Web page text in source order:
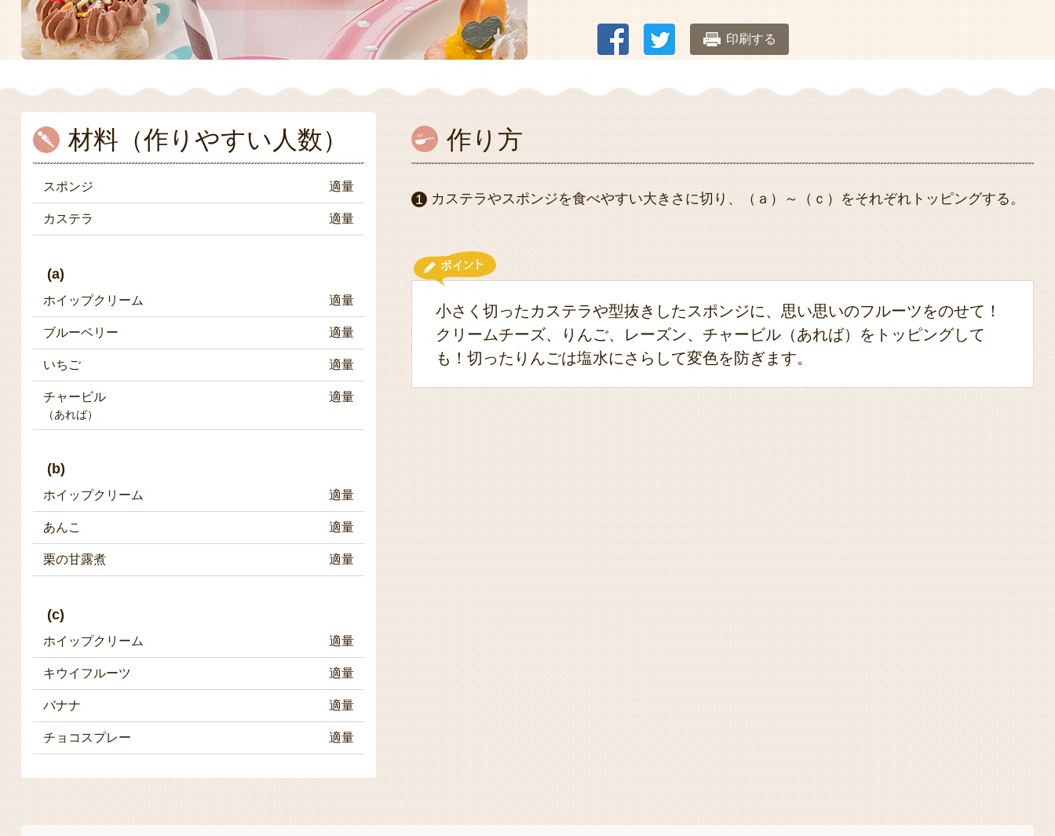
印刷する
材料（作りやすい人数）
スポンジ 適量
カステラ 適量
(a)
ホイップクリーム 適量
ブルーベリー 適量
いちご 適量
チャービル 適量
（あれば）
(b)
ホイップクリーム 適量
あんこ 適量
栗の甘露煮 適量
(c)
ホイップクリーム 適量
キウイフルーツ 適量
バナナ 適量
チョコスプレー 適量
作り方
カステラやスポンジを食べやすい大きさに切り、（ａ）～（ｃ）をそれぞれトッピングする。
小さく切ったカステラや型抜きしたスポンジに、思い思いのフルーツをのせて！
クリームチーズ、りんご、レーズン、チャービル（あれば）をトッピングして
も！切ったりんごは塩水にさらして変色を防ぎます。